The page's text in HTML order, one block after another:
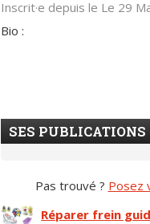
Inscrit·e depuis le Le 29
Bio :
SES PUBLICATIONS
Pas trouvé ? Posez
Réparer frein